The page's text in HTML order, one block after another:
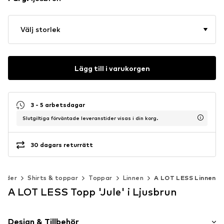
Välj storlek
Lägg till i varukorgen
3 - 5 arbetsdagar
Slutgiltiga förväntade leveranstider visas i din korg.
30 dagars returrätt
Shirts & toppar Toppar Linnen A LOT LESS Linnen
A LOT LESS Topp 'Jule' i Ljusbrun
Design & Tillbehör